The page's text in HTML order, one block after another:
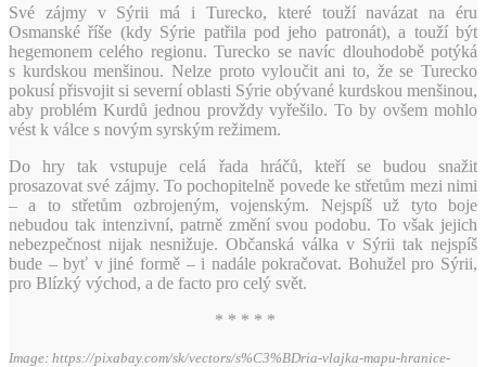
Své zájmy v Sýrii má i Turecko, které touží navázat na éru
Osmanské říše (kdy Sýrie patřila pod jeho patronát), a touží být
hegemonem celého regionu. Turecko se navíc dlouhodobě potýká
s kurdskou menšinou. Nelze proto vyloučit ani to, že se Turecko
pokusí přisvojit si severní oblasti Sýrie obývané kurdskou menšinou,
aby problém Kurdů jednou provždy vyřešilo. To by ovšem mohlo
vést k válce s novým syrským režimem.
Do hry tak vstupuje celá řada hráčů, kteří se budou snažit
prosazovat své zájmy. To pochopitelně povede ke střetům mezi nimi
– a to střetům ozbrojeným, vojenským. Nejspíš už tyto boje
nebudou tak intenzivní, patrně změní svou podobu. To však jejich
nebezpečnost nijak nesnižuje. Občanská válka v Sýrii tak nejspíš
bude – byť v jiné formě – i nadále pokračovat. Bohužel pro Sýrii,
pro Blízký východ, a de facto pro celý svět.
* * * * *
Image: https://pixabay.com/sk/vectors/s%C3%BDria-vlajka-mapu-hranice-